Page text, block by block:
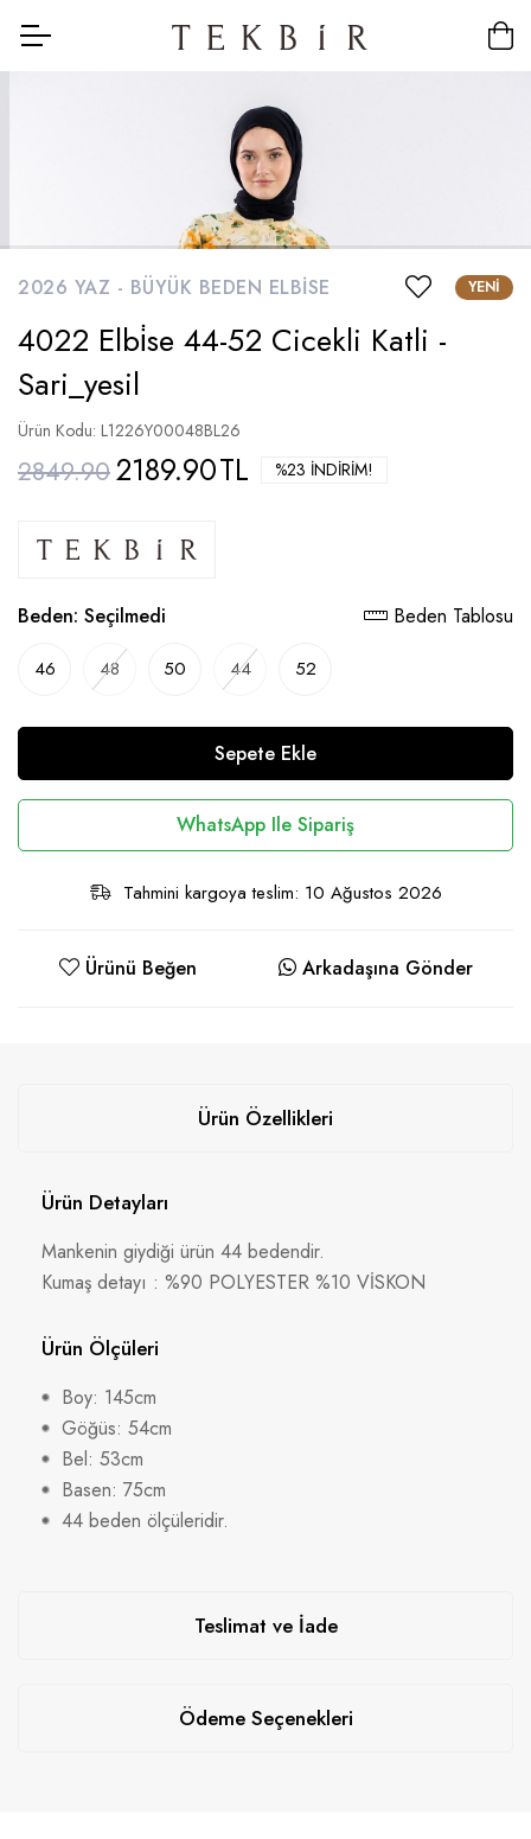
2026 YAZ - BÜYÜK BEDEN ELBISE YENI
4022 Elbi̇se 44-52 Cicekli Katli -
Sari_yesil
Ürün Kodu: L1226Y00048BL26
2849.902189.90TL %23 İNDIRIM!
Beden: Seçilmedi Beden Tablosu
46 48 50 44 52
Sepete Ekle
WhatsApp Ile Sipariş
Tahmini kargoya teslim: 10 Ağustos 2026
Ürünü Beğen Arkadaşına Gönder
Ürün Özellikleri
Ürün Detayları
Mankenin giydiği ürün 44 bedendir.
Kumaş detayı : %90 POLYESTER %10 VİSKON
Ürün Ölçüleri
Boy: 145cm
Göğüs: 54cm
Bel: 53cm
Basen: 75cm
44 beden ölçüleridir.
Teslimat ve İade
Ödeme Seçenekleri